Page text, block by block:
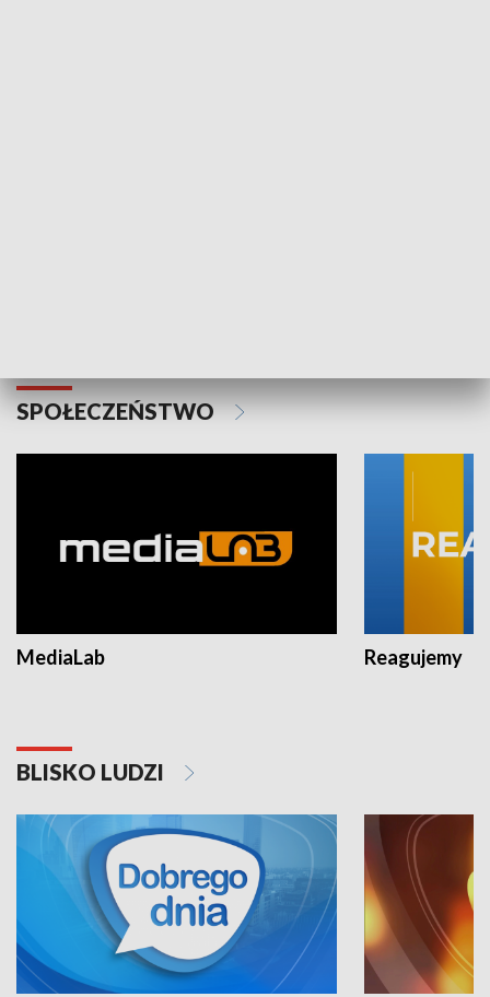
SPOŁECZEŃSTWO
MediaLab Reagujemy
BLISKO LUDZI